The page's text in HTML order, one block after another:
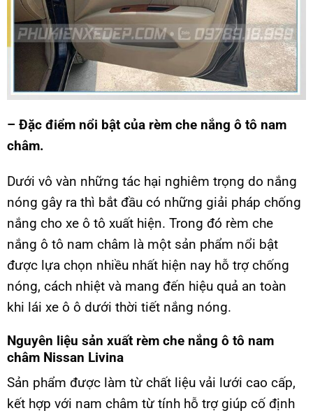
– Đặc điểm nổi bật của rèm che nắng ô tô nam
châm.
Dưới vô vàn những tác hại nghiêm trọng do nắng
nóng gây ra thì bắt đầu có những giải pháp chống
nắng cho xe ô tô xuất hiện. Trong đó rèm che
nắng ô tô nam châm là một sản phẩm nổi bật
được lựa chọn nhiều nhất hiện nay hỗ trợ chống
nóng, cách nhiệt và mang đến hiệu quả an toàn
khi lái xe ô ô dưới thời tiết nắng nóng.
Nguyên liệu sản xuất rèm che nắng ô tô nam
châm Nissan Livina
Sản phẩm được làm từ chất liệu vải lưới cao cấp,
kết hợp với nam châm từ tính hỗ trợ giúp cố định